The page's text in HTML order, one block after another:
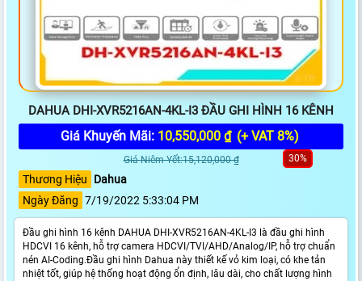
DAHUA DHI-XVR5216AN-4KL-I3 ĐẦU GHI HÌNH 16 KÊNH
Giá Khuyến Mãi: 10,550,000 ₫ (+ VAT 8%)
Giá Niêm Yết:15,120,000 ₫ 30%
Thương Hiệu
Dahua
Ngày Đăng 7/19/2022 5:33:04 PM
Đầu ghi hình 16 kênh DAHUA DHI-XVR5216AN-4KL-I3 là đầu ghi hình
HDCVI 16 kênh, hỗ trợ camera HDCVI/TVI/AHD/Analog/IP, hỗ trợ chuẩn
nén AI-Coding.Đầu ghi hình Dahua này thiết kế vỏ kim loại, có khe tản
nhiệt tốt, giúp hệ thống hoạt động ổn định, lâu dài, cho chất lượng hình